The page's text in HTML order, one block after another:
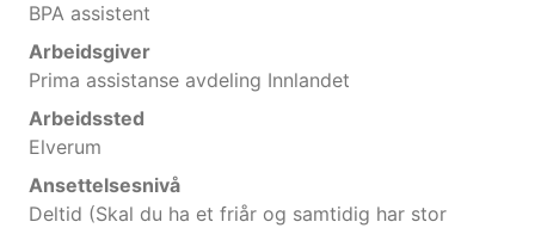
BPA assistent
Arbeidsgiver
Prima assistanse avdeling Innlandet
Arbeidssted
Elverum
Ansettelsesnivå
Deltid (Skal du ha et friår og samtidig har stor